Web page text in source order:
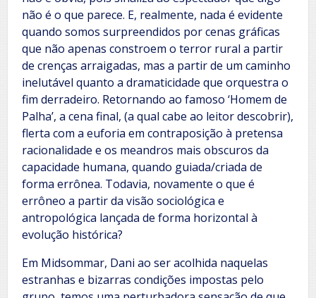
não é o que parece. E, realmente, nada é evidente
quando somos surpreendidos por cenas gráficas
que não apenas constroem o terror rural a partir
de crenças arraigadas, mas a partir de um caminho
inelutável quanto a dramaticidade que orquestra o
fim derradeiro. Retornando ao famoso ‘Homem de
Palha’, a cena final, (a qual cabe ao leitor descobrir),
flerta com a euforia em contraposição à pretensa
racionalidade e os meandros mais obscuros da
capacidade humana, quando guiada/criada de
forma errônea. Todavia, novamente o que é
errôneo a partir da visão sociológica e
antropológica lançada de forma horizontal à
evolução histórica?
Em Midsommar, Dani ao ser acolhida naquelas
estranhas e bizarras condições impostas pelo